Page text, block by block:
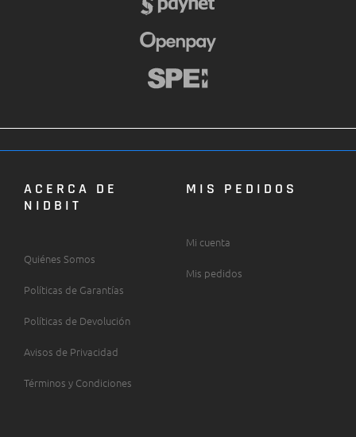
ACERCA DE
NIDBIT
Quiénes Somos
Políticas de Garantías
Políticas de Devolución
Avisos de Privacidad
Términos y Condiciones
MIS PEDIDOS
Mi cuenta
Mis pedidos